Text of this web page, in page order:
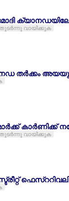
തുടര്‍ന്നു വായിക്കുക
തര്‍ക്കം അയയുന്നു;
കാര്‍ണിക്ക്
തുടര്‍ന്നു വായിക്കുക